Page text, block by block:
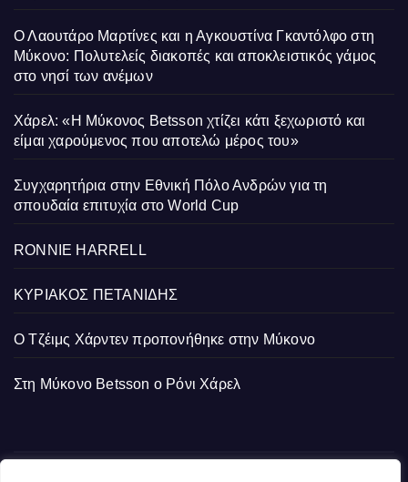
Ο Λαουτάρο Μαρτίνες και η Αγκουστίνα Γκαντόλφο στη
Μύκονο: Πολυτελείς διακοπές και αποκλειστικός γάμος
στο νησί των ανέμων
Χάρελ: «Η Μύκονος Betsson χτίζει κάτι ξεχωριστό και
είμαι χαρούμενος που αποτελώ μέρος του»
Συγχαρητήρια στην Εθνική Πόλο Ανδρών για τη
σπουδαία επιτυχία στο World Cup
RONNIE HARRELL
ΚΥΡΙΑΚΟΣ ΠΕΤΑΝΙΔΗΣ
Ο Τζέιμς Χάρντεν προπονήθηκε στην Μύκονο
Στη Μύκονο Betsson ο Ρόνι Χάρελ